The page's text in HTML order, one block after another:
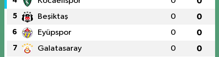
5 Beşiktaş 0 0
6 Eyüpspor 0 0
7 Galatasaray 0 0